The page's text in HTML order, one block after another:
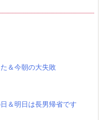
＆今朝の大失敗
＆明日は長男帰省です